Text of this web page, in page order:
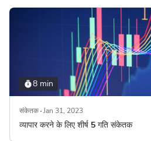
8 min
संकेतक Jan 31, 2023
व्यापार करने के लिए शीर्ष 5 गति संकेतक